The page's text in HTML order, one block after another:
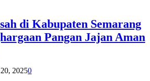
di Kabupaten Semarang
Pangan Jajan Aman
20250